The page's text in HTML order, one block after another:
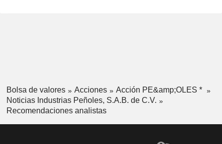
Bolsa de valores Acciones
Acción PE&amp;OLES *
Noticias Industrias Peñoles, S.A.B. de C.V.
Recomendaciones analistas